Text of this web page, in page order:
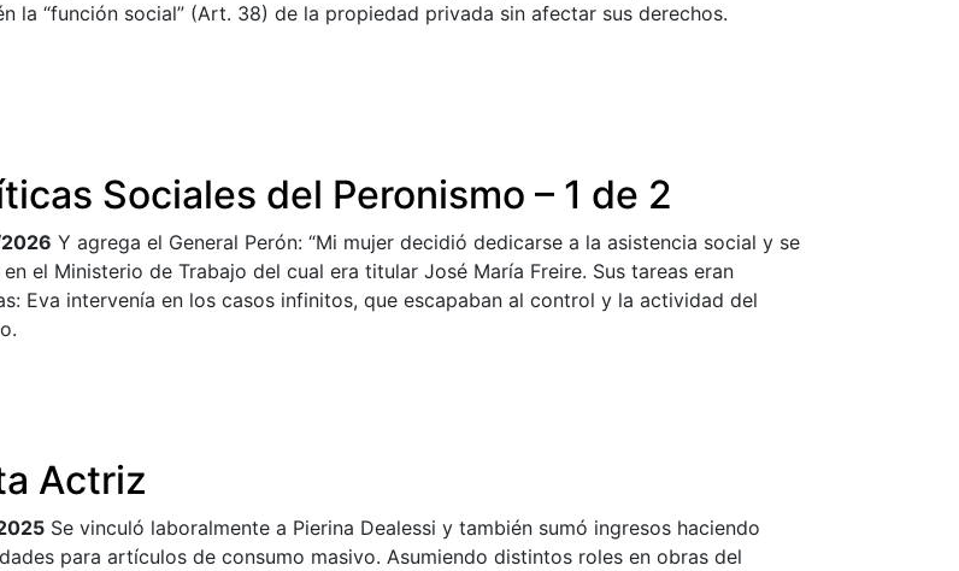
la “función social” (Art. 38) de la propiedad privada sin afectar sus derechos.
Sociales del Peronismo – 1 de 2
Y agrega el General Perón: “Mi mujer decidió dedicarse a la asistencia social y se
el Ministerio de Trabajo del cual era titular José María Freire. Sus tareas eran
Eva intervenía en los casos infinitos, que escapaban al control y la actividad del
Actriz
Se vinculó laboralmente a Pierina Dealessi y también sumó ingresos haciendo
para artículos de consumo masivo. Asumiendo distintos roles en obras del